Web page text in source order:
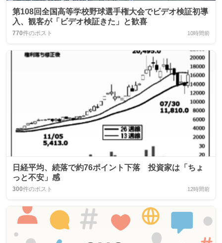
第108回全国高等学校野球選手権大会でビデオ検証初導
入、観客が「ビデオ検証きた」と歓喜
770件のポスト 10時間前
日経平均、続落で約76ポイント下落 投資家は「ちょ
っと不安」感
300件のポスト 12時間前